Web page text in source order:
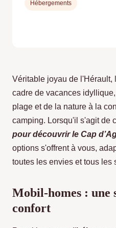
Véritable joyau de l'Hérault,
cadre de vacances
plage et de la nature à la
camping. Lorsqu'il s'agit de
pour découvrir le Cap
options s'offrent à vous,
toutes les envies et tous les
Mobil-homes : une
confort
Hébergements